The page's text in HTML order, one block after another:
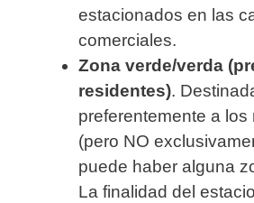
estacionados en las
comerciales.
Zona verde/verda
residentes).
preferentemente a los
(pero NO
puede haber alguna
La finalidad del